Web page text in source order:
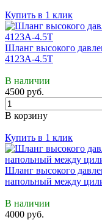
Купить в 1 клик
Шланг высокого
4123A-4.5T
В наличии
4500 руб.
В корзину
Купить в 1 клик
Шланг высокого
напольный между
В наличии
4000 руб.